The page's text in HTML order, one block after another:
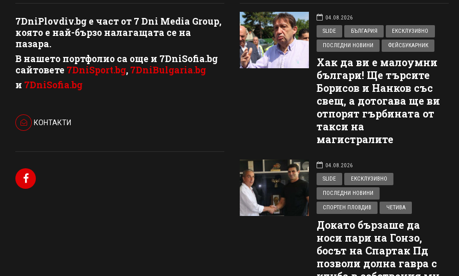
7DniPlovdiv.bg e част от 7 Dni Media Group,
която е най-бързо налагащата се на
пазара.
В нашето портфолио са още и 7DniSofia.bg
сайтовете 7DniSport.bg, 7DniBulgaria.bg
и 7DniSofia.bg
КОНТАКТИ
04.08.2026
SLIDE
БЪЛГАРИЯ ЕКСКЛУЗИВНО
ПОСЛЕДНИ НОВИНИ ФЕЙСБУКАРНИК
Хак да ви е малоумни
българи! Ще търсите
Борисов и Нанков със
свещ, а дотогава ще ви
отпорят гърбината от
такси на
магистралите
04.08.2026
SLIDE
ЕКСКЛУЗИВНО
ПОСЛЕДНИ НОВИНИ
СПОРТЕН ПЛОВДИВ ЧЕТИВА
Докато бързаше да
носи пари на Гонзо,
босът на Спартак Пд
позволи долна гавра с